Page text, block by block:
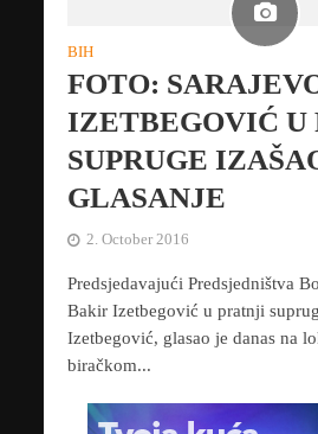
BIH
FOTO:
IZETBEGOVIĆ U
SUPRUGE
GLASANJE
2. October 2016
Predsjedavajući Predsjedništva
Bakir Izetbegović u pratnji
Izetbegović, glasao je danas na
biračkom...